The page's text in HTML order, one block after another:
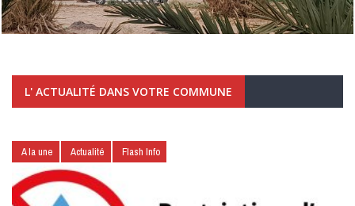
L' ACTUALITÉ DANS VOTRE COMMUNE
A la une Actualité Flash Info